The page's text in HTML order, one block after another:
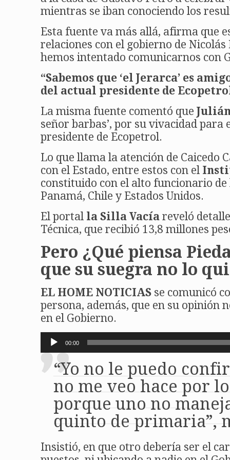
mientras se iban conociendo los
Esta fuente va más allá, afirma que
relaciones con el gobierno de
hemos intentado comunicarnos con
“Sabemos que ‘el Jerarca’ es
del actual presidente de
La misma fuente comentó que
señor barbas’, por su vivacidad para
presidente de Ecopetrol.
Lo que llama la atención de Caicedo
con el Estado, entre estos con el
constituido con el alto funcionario
Panamá, Chile y Estados Unidos.
El portal la Silla Vacía reveló
Técnica, que recibió 13,8 millones
Pero ¿Qué piensa
que su suegra no lo
EL HOME NOTICIAS se comunicó
persona, además, que en su opinión
en el Gobierno.
Reproductor
audio
00:00
“Yo no le puedo
no me veo hace por
porque uno no
quinto de primaria”,
Insistió, en que otro debería ser el